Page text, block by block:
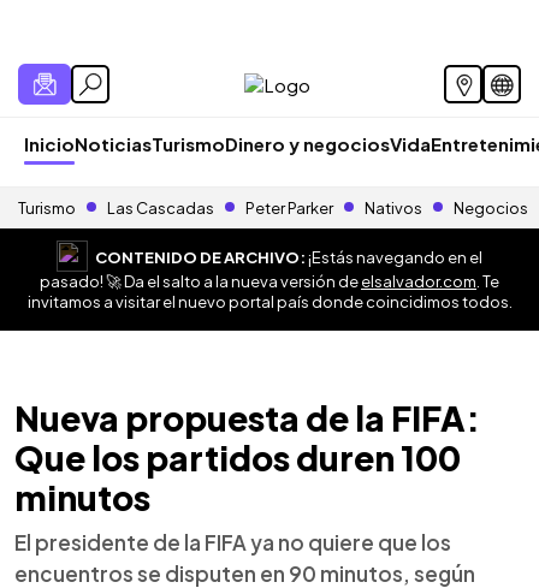
InicioNoticiasTurismoDinero y negociosVida
Turismo Las Cascadas Peter Parker Nativos Negocios
CONTENIDO DE ARCHIVO:¡Estás navegando en el
pasado! 🚀 Da el salto a la nueva versión deelsalvador.com . Te
invitamos a visitar el nuevo portal país donde coincidimos todos.
Nueva propuesta de la FIFA:
Que los partidos duren 100
minutos
El presidente de la FIFA ya no quiere que los
encuentros se disputen en 90 minutos, según